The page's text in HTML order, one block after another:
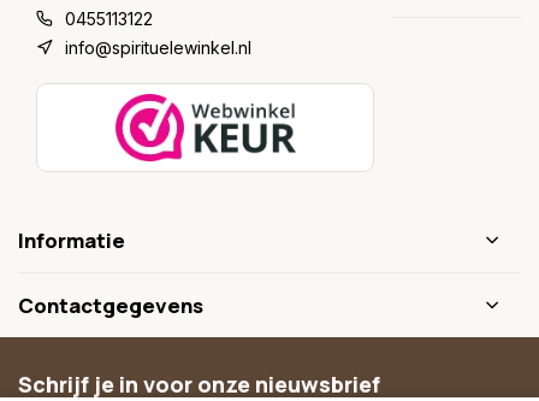
0455113122
info@spirituelewinkel.nl
Informatie
Contactgegevens
Schrijf je in voor onze nieuwsbrief